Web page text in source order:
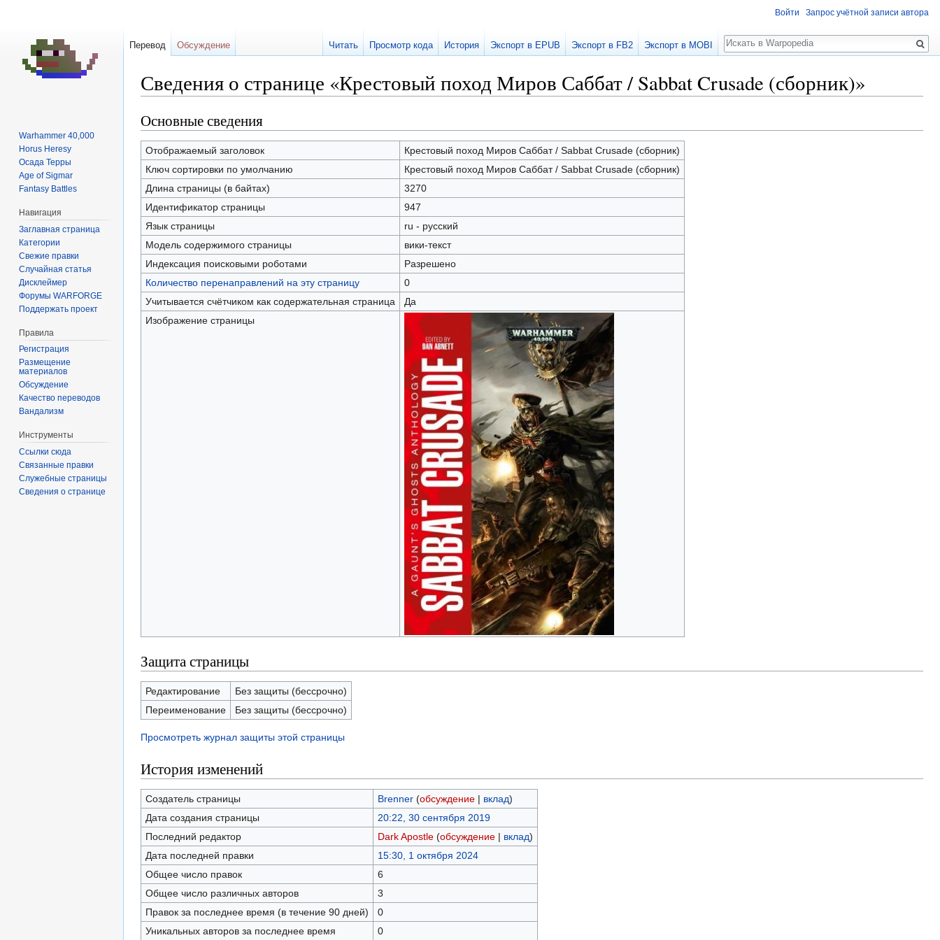
Сведения о странице «Крестовый поход Миров Саббат / Sabbat Crusade (сборник)»
Перейти
к
навигации
Перейти
к
поиску
Основные сведения
Отображаемый заголовок
Крестовый поход Миров Саббат / Sabbat Crusade (сборник)
Ключ сортировки по умолчанию
Крестовый поход Миров Саббат / Sabbat Crusade (сборник)
Длина страницы (в байтах)
3270
Идентификатор страницы
947
Язык страницы
ru - русский
Модель содержимого страницы
вики-текст
Индексация поисковыми роботами
Разрешено
Количество перенаправлений на эту страницу
0
Учитывается счётчиком как содержательная страница
Да
Изображение страницы
Защита страницы
Редактирование
Без защиты (бессрочно)
Переименование
Без защиты (бессрочно)
Просмотреть журнал защиты этой страницы
История изменений
Создатель страницы Brenner (обсуждение| вклад)
Дата создания страницы
20:22, 30 сентября 2019
Последний редактор
Dark Apostle (обсуждение| вклад)
Дата последней правки
15:30, 1 октября 2024
Общее число правок
6
Общее число различных авторов
3
Правок за последнее время (в течение 90 дней)
0
Уникальных авторов за последнее время
0
Войти Запрос учётной записи автора
Перевод Обсуждение Читать Просмотр кода История Экспорт в EPUB Экспорт в FB2 Экспорт в MOBI
Поиск
Warhammer 40,000
Horus Heresy
Осада Терры
Age of Sigmar
Fantasy Battles
Навигация
Заглавная страница
Категории
Свежие правки
Случайная статья
Дисклеймер
Форумы WARFORGE
Поддержать проект
Правила
Регистрация
Размещение
материалов
Обсуждение
Качество переводов
Вандализм
Инструменты
Ссылки сюда
Связанные правки
Служебные страницы
Сведения о странице